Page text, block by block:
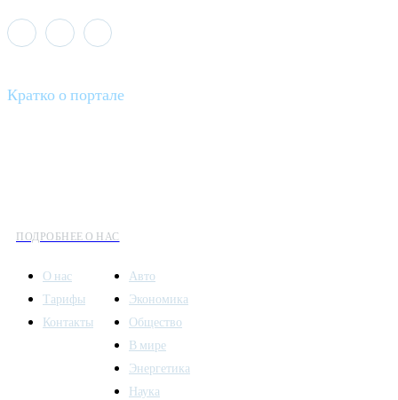
Кратко о портале
ПОДРОБНЕЕ О НАС
О нас
Тарифы
Контакты
Авто
Экономика
Общество
В мире
Энергетика
Наука